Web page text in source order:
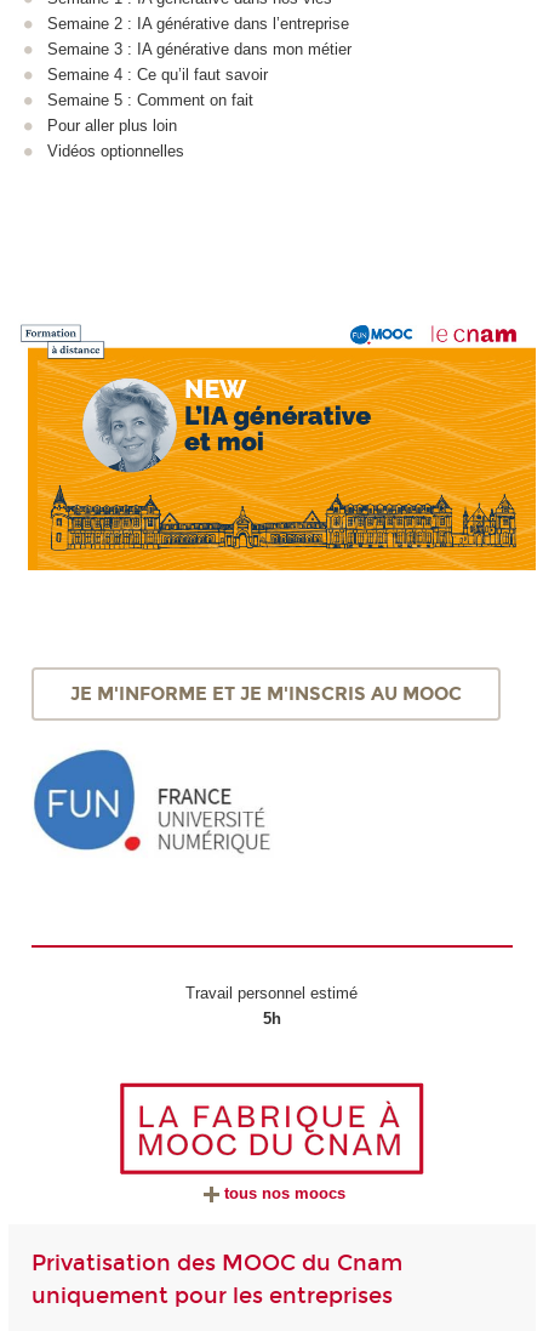
Semaine 2 : IA générative dans l’entreprise
Semaine 3 : IA générative dans mon métier
Semaine 4 : Ce qu’il faut savoir
Semaine 5 : Comment on fait
Pour aller plus loin
Vidéos optionnelles
JE M'INFORME ET JE M'INSCRIS AU MOOC
Travail personnel estimé
5h
tous nos moocs
Privatisation des MOOC du Cnam
uniquement pour les entreprises